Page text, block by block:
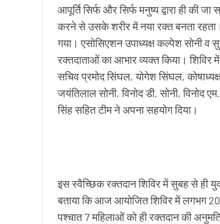
आपूर्ति सिर्फ और सिर्फ मनुष्य द्वारा ही की
करने से उसके शरीर में नया रक्त बनता रहता।
गया। एसोसिएशन उपाध्यक्ष कल्पेश सोनी व
रक्तदाताओं का आभार व्यक्त किया। शिविर
सचिव प्रमोद सिंघल, योगेश सिंघल,
जयंतिलाल सोनी, विनोद डी. सोनी, विनोद
सिंह सहित टीम ने अपना सहयोग दिया।
इस स्वैच्छिक रक्तदान शिविर में सुबह से ही
बताया कि आज आयोजित शिविर में लगभग
पश्चात 7 महिलाओं को ही रक्तदान की